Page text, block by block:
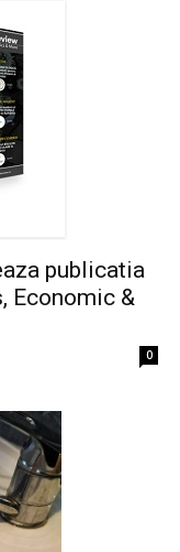
publicatia
Economic &
0